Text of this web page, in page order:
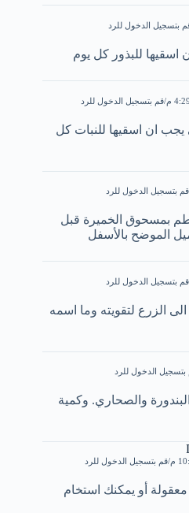
بتسجيل الدخول للرد
اسقيها للبذور كل يوم
قم بتسجيل الدخول للرد
يجب ان اسقيها للنبات كل
قم بتسجيل الدخول للرد
بمسحوق الخميرة قبل
الموضح بالأسفل
قم بتسجيل الدخول للرد
الزرع لتقويته وما اسمه
بتسجيل الدخول للرد
والصحاري. وكمية
قم بتسجيل الدخول للرد
أو يمكنك استخام